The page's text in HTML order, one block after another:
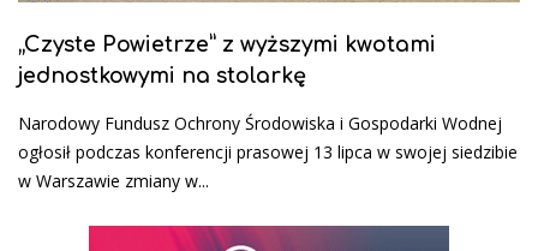
„Czyste Powietrze” z wyższymi kwotami
jednostkowymi na stolarkę
Narodowy Fundusz Ochrony Środowiska i Gospodarki Wodnej
ogłosił podczas konferencji prasowej 13 lipca w swojej siedzibie
w Warszawie zmiany w...